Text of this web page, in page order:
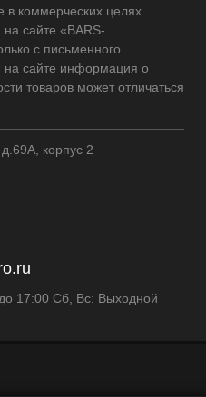
в коммерческих целях
сайте «BARS-
с письменного
на сайте информация о
товаров может отличаться
корпус 2
17:00 Сб, Вс: Выходной